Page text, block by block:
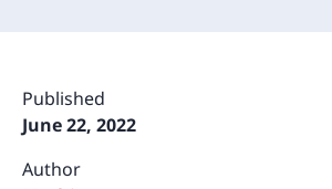
Published
June 22, 2022
Author